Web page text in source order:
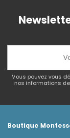
Vous pouvez vous
nos informations
Boutique